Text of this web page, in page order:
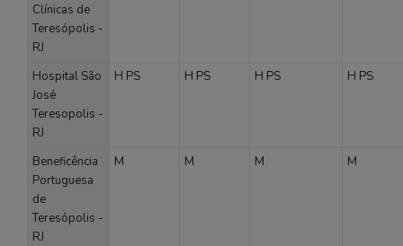
Clínicas de
Teresópolis -
RJ
Hospital São
José
Teresopolis -
RJ
H PS H PS H PS H PS
Beneficência
Portuguesa
de
Teresópolis -
RJ
M M M M